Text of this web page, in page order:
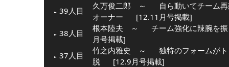
39人目
久万俊二郎 ～
自ら動いてチーム
オーナー
[12.11月号掲載]
38人目
根本陸夫 ～
チーム強化に辣腕を
月号掲載]
37人目
竹之内雅史 ～
独特のフォームが
脱
[12.9月号掲載]